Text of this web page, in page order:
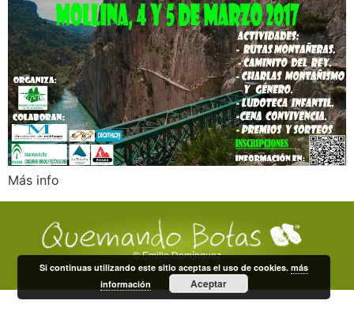
Más info
© Emilio Domínguez
Si continuas utilizando este sitio aceptas el uso de cookies.más
información
Aceptar